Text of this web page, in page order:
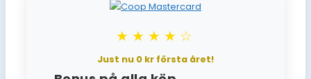
★★★★☆
Just nu 0 kr första året!